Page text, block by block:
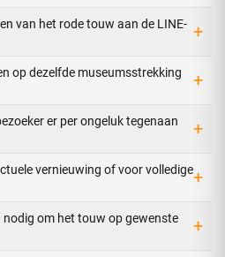
van het rode touw aan de LINE- +
op dezelfde museumsstrekking
+
er per ongeluk tegenaan
+
vernieuwing of voor volledige+
om het touw op gewenste
+